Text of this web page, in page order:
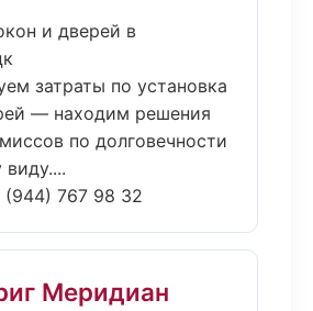
и дверей в
затраты по установка
— находим решения
по долговечности
(944) 767 98 32
Меридиан